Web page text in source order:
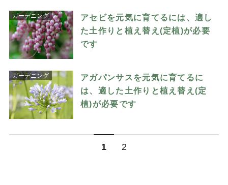
ガーデニング
アセビを元気に育てるには、適し
た土作りと植え替え(定植)が必要
です
ガーデニング
アガパンサスを元気に育てるに
は、適した土作りと植え替え(定
植)が必要です
1 2